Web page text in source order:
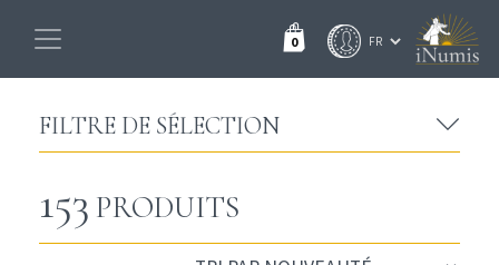
0
FILTRE DE SÉLECTION
153 PRODUITS